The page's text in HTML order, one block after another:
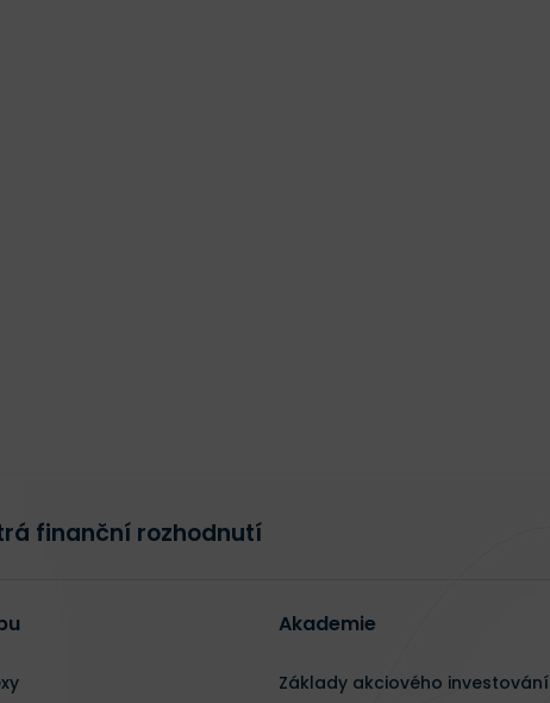
finanční rozhodnutí
Akademie
Základy akciového investování